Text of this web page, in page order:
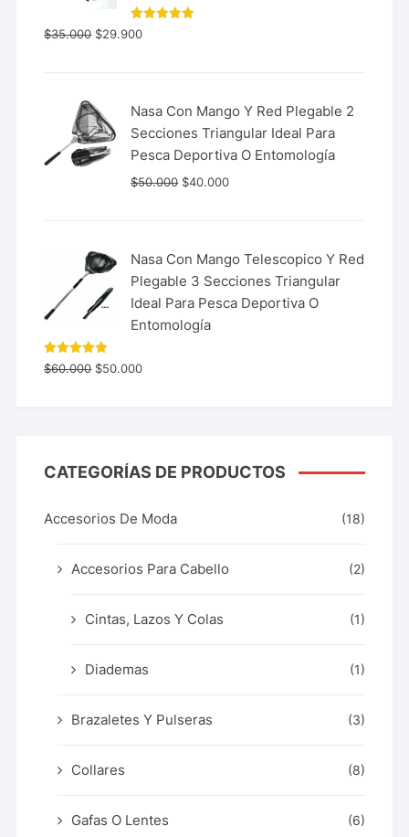
Valorado
con
$35.000 $29.900
Nasa Con Mango Y Red Plegable 2
Secciones Triangular Ideal Para
Pesca Deportiva O Entomología
$50.000 $40.000
Nasa Con Mango Telescopico Y Red
Plegable 3 Secciones Triangular
Ideal Para Pesca Deportiva O
Entomología
Valorado
con5.00
$60.000 $50.000
CATEGORÍAS DE PRODUCTOS
Accesorios De Moda (18)
Accesorios Para Cabello (2)
Cintas, Lazos Y Colas (1)
Diademas (1)
Brazaletes Y Pulseras (3)
Collares (8)
Gafas O Lentes (6)